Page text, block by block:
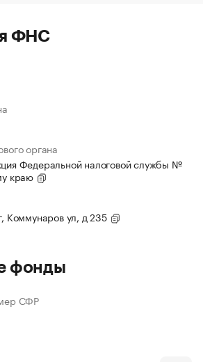
ФНС
органа
Федеральной налоговой службы №
краю
Коммунаров ул, д 235
фонды
СФР